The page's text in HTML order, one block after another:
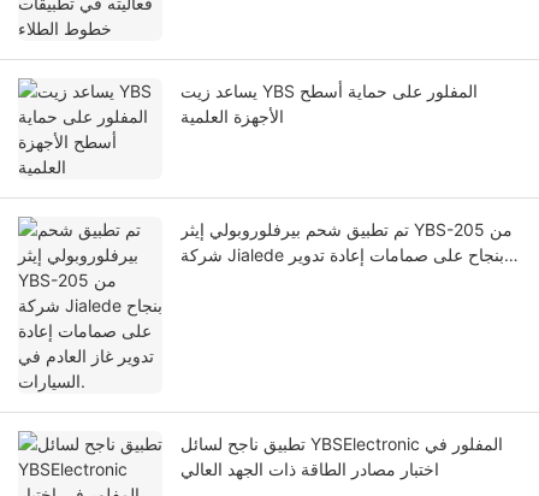
يساعد زيت YBS المفلور على حماية أسطح
الأجهزة العلمية
تم تطبيق شحم بيرفلوروبولي إيثر YBS-205 من
شركة Jialede بنجاح على صمامات إعادة تدوير
تطبيق ناجح لسائل YBSElectronic المفلور في
اختبار مصادر الطاقة ذات الجهد العالي